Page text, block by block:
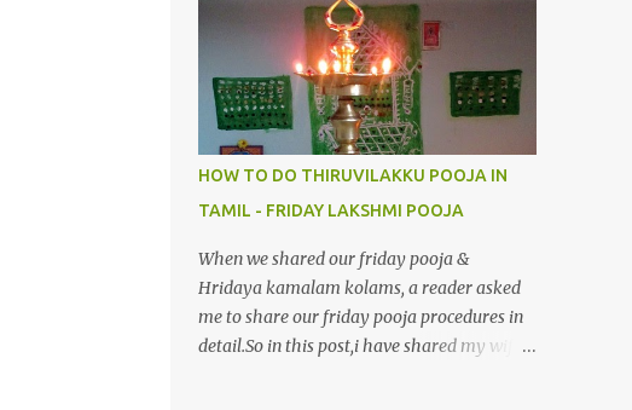
இன்பமாய் வளர்ந்திருந்தாய் போற்றி
6.இயற்கையாய் அறிவொளி ஆனாய் போற்றி
7.ஈரேழுலகம் ஈன்றாய் போற்றி 8.பிறர்வயமாகா
பெரியோய் போற்றி 9.பேரின்பப் பெருக்காய்
பொலிந்தாய் போற்றி 10.பேரருட்கடலாம் பேரரு...
HOW TO DO THIRUVILAKKU POOJA IN
TAMIL - FRIDAY LAKSHMI POOJA
When we shared our friday pooja &
Hridaya kamalam kolams, a reader asked
me to share our friday pooja procedures in
detail.So in this post,i have shared my wife’s